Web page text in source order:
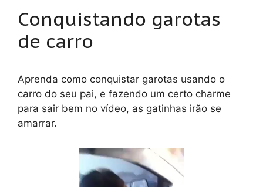
Conquistando garotas
de carro
Aprenda como conquistar garotas usando o
carro do seu pai, e fazendo um certo charme
para sair bem no vídeo, as gatinhas irão se
amarrar.